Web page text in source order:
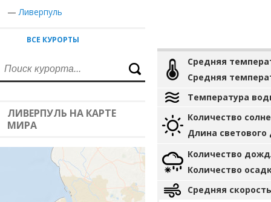
—Ливерпуль
ВСЕ КУРОРТЫ
ЛИВЕРПУЛЬ НА КАРТЕ
МИРА
Средняя
Средняя
Температура
Количество
Длина светового
Количество
Количество
Средняя